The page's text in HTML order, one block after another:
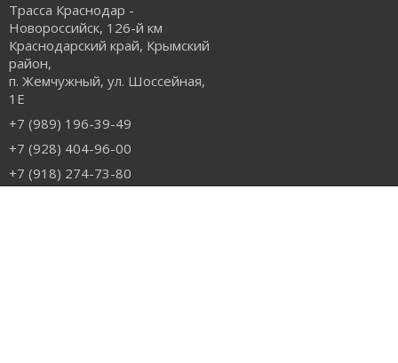
Трасса Краснодар -
Новороссийск, 126-й км
Краснодарский край, Крымский
район,
п. Жемчужный, ул. Шоссейная,
1Е
+7 (989) 196-39-49
+7 (928) 404-96-00
+7 (918) 274-73-80